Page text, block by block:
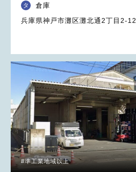
タ
倉庫
兵庫県神戸市灘区灘北通2丁目2-12
#準工業地域以上